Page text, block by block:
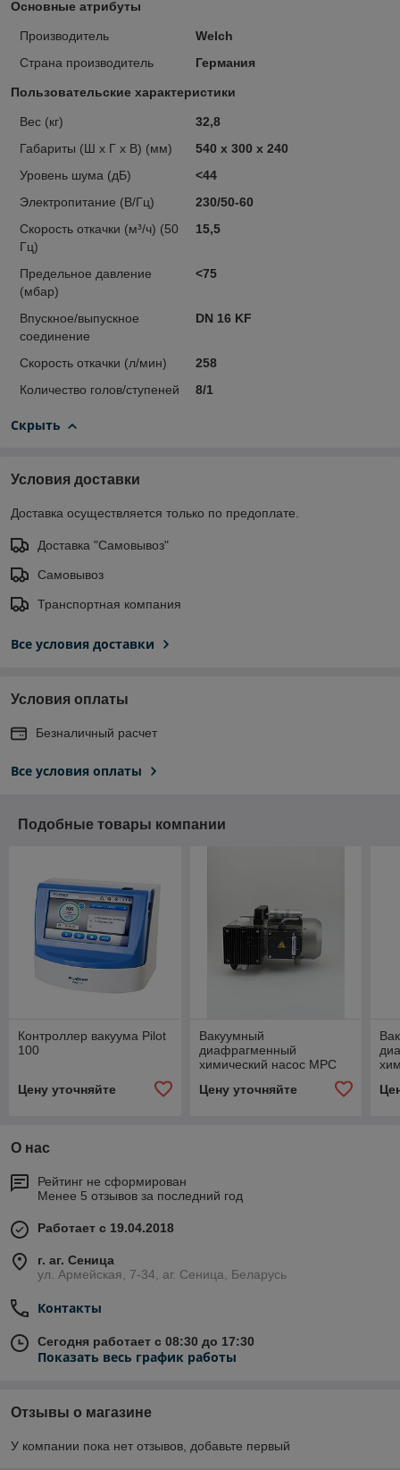
Основные атрибуты
Производитель
Welch
Страна производитель
Германия
Пользовательские характеристики
Вес (кг)
32,8
Габариты (Ш х Г х В) (мм)
540 х 300 х 240
Уровень шума (дБ)
<44
Электропитание (В/Гц)
230/50-60
Скорость откачки (м³/ч) (50
Гц)
15,5
Предельное давление
(мбар)
<75
Впускное/выпускное
соединение
DN 16 KF
Скорость откачки (л/мин)
258
Количество голов/ступеней
8/1
Скрыть
Условия доставки
Доставка осуществляется только по предоплате.
Доставка "Самовывоз"
Самовывоз
Транспортная компания
Все условия доставки
Условия оплаты
Безналичный расчет
Все условия оплаты
Подобные товары компании
Контроллер вакуума Pilot
100
Цену уточняйте
Вакуумный
диафрагменный
химический насос MPC
Цену уточняйте
О нас
Рейтинг не сформирован
Менее 5 отзывов за последний год
Работает с 19.04.2018
г. аг. Сеница
ул. Армейская, 7-34, аг. Сеница, Беларусь
Контакты
Сегодня работает с 08:30 до 17:30
Показать весь график работы
Отзывы о магазине
У компании пока нет отзывов, добавьте первый